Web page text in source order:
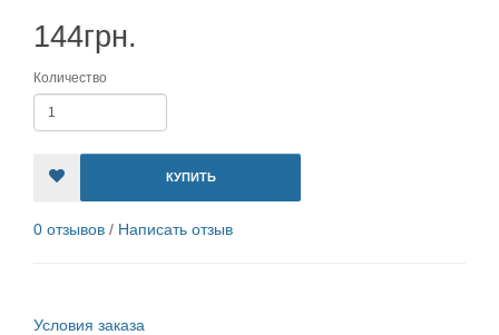
144грн.
Количество
КУПИТЬ
0 отзывов / Написать отзыв
Условия заказа